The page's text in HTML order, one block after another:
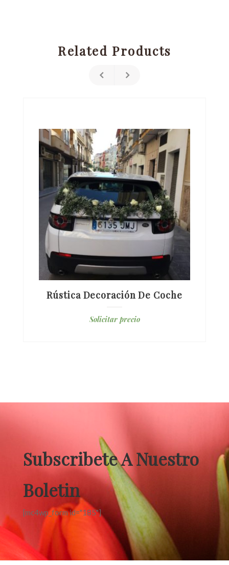
Related Products
Rústica Decoración De Coche
Solicitar precio
Subscribete A Nuestro
Boletin
[mc4wp_form id="185"]